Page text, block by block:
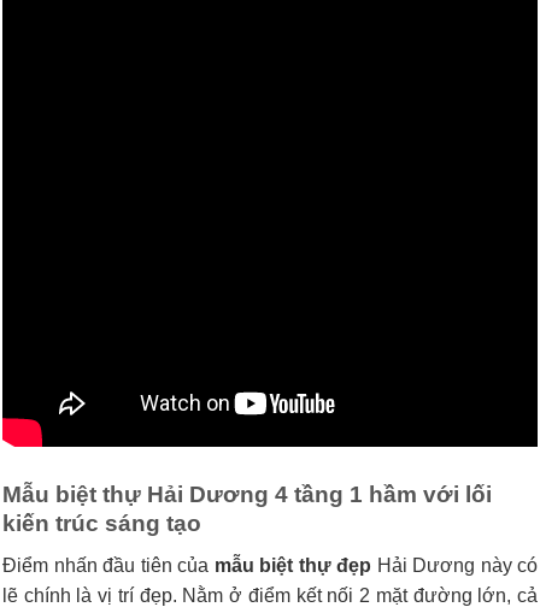
Mẫu biệt thự Hải Dương 4 tầng 1 hầm với lối
kiến trúc sáng tạo
Điểm nhấn đầu tiên của mẫu biệt thự đẹp Hải Dương này có
lẽ chính là vị trí đẹp. Nằm ở điểm kết nối 2 mặt đường lớn, cả